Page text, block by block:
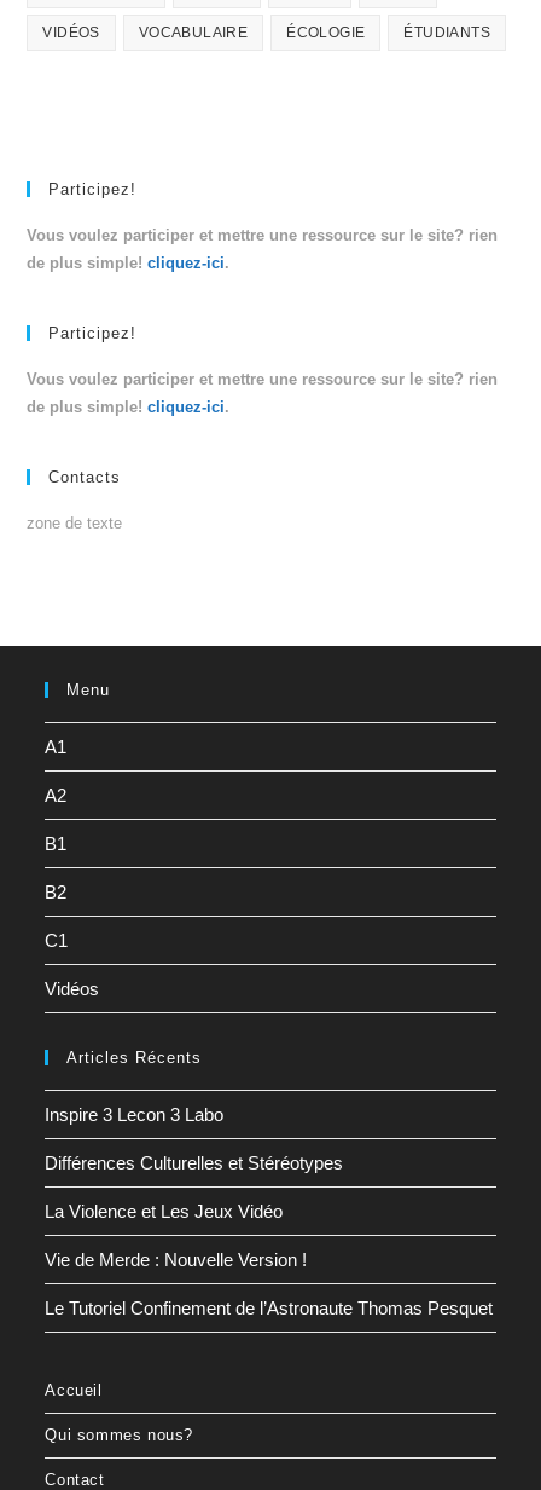
VIDÉOS VOCABULAIRE ÉCOLOGIE ÉTUDIANTS
Participez!
Vous voulez participer et mettre une ressource sur le site? rien
de plus simple!cliquez-ici.
Participez!
Vous voulez participer et mettre une ressource sur le site? rien
de plus simple!cliquez-ici.
Contacts
zone de texte
Menu
A1
A2
B1
B2
C1
Vidéos
Articles Récents
Inspire 3 Lecon 3 Labo
Différences Culturelles et Stéréotypes
La Violence et Les Jeux Vidéo
Vie de Merde : Nouvelle Version !
Le Tutoriel Confinement de l’Astronaute Thomas Pesquet
Accueil
Qui sommes nous?
Contact